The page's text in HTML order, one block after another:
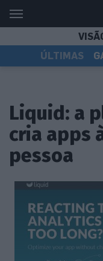
ÚLTIMAS
Liquid: a
cria apps
pessoa